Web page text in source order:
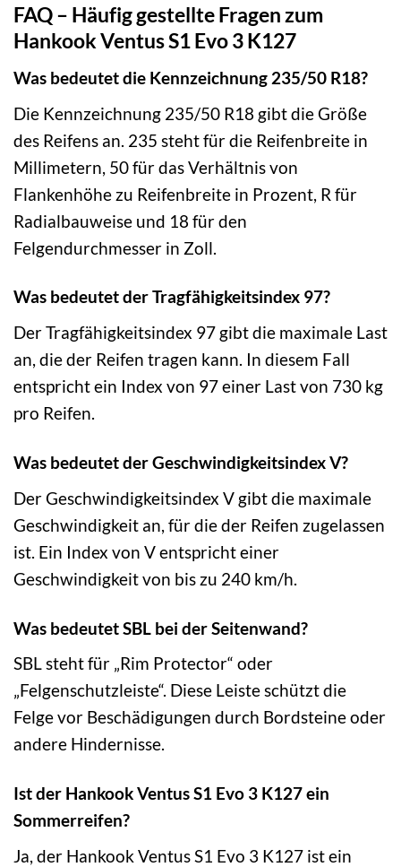
FAQ – Häufig gestellte Fragen zum
Hankook Ventus S1 Evo 3 K127
Was bedeutet die Kennzeichnung 235/50 R18?
Die Kennzeichnung 235/50 R18 gibt die Größe
des Reifens an. 235 steht für die Reifenbreite in
Millimetern, 50 für das Verhältnis von
Flankenhöhe zu Reifenbreite in Prozent, R für
Radialbauweise und 18 für den
Felgendurchmesser in Zoll.
Was bedeutet der Tragfähigkeitsindex 97?
Der Tragfähigkeitsindex 97 gibt die maximale Last
an, die der Reifen tragen kann. In diesem Fall
entspricht ein Index von 97 einer Last von 730 kg
pro Reifen.
Was bedeutet der Geschwindigkeitsindex V?
Der Geschwindigkeitsindex V gibt die maximale
Geschwindigkeit an, für die der Reifen zugelassen
ist. Ein Index von V entspricht einer
Geschwindigkeit von bis zu 240 km/h.
Was bedeutet SBL bei der Seitenwand?
SBL steht für „Rim Protector“ oder
„Felgenschutzleiste“. Diese Leiste schützt die
Felge vor Beschädigungen durch Bordsteine oder
andere Hindernisse.
Ist der Hankook Ventus S1 Evo 3 K127 ein
Sommerreifen?
Ja, der Hankook Ventus S1 Evo 3 K127 ist ein